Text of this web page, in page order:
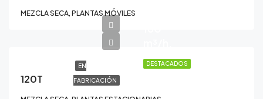
MEZCLA SECA, PLANTAS MÓVILES
DESTACADOS
EN
FABRICACIÓN
120T